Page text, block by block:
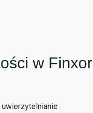
w Finxor
uwierzytelnianie